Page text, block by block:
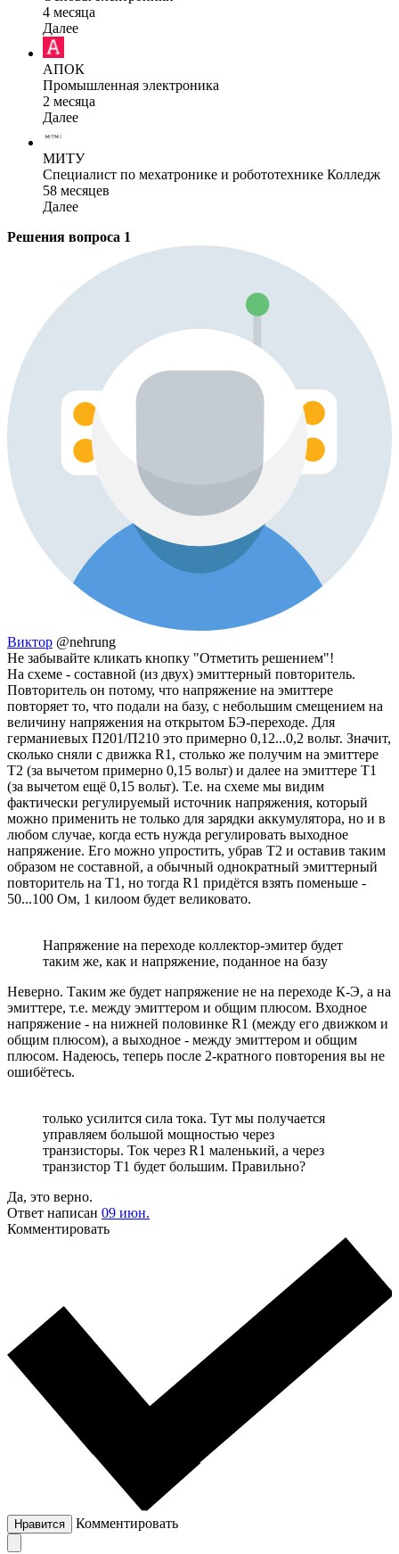
4 месяца
Далее
АПОК
Промышленная электроника
2 месяца
Далее
МИТУ
Специалист по мехатронике и робототехнике Колледж
58 месяцев
Далее
Решения вопроса 1
Виктор @nehrung
Не забывайте кликать кнопку "Отметить решением"!
На схеме - составной (из двух) эмиттерный повторитель.
Повторитель он потому, что напряжение на эмиттере
повторяет то, что подали на базу, с небольшим смещением на
величину напряжения на открытом БЭ-переходе. Для
германиевых П201/П210 это примерно 0,12...0,2 вольт. Значит,
сколько сняли с движка R1, столько же получим на эмиттере
Т2 (за вычетом примерно 0,15 вольт) и далее на эмиттере Т1
(за вычетом ещё 0,15 вольт). Т.е. на схеме мы видим
фактически регулируемый источник напряжения, который
можно применить не только для зарядки аккумулятора, но и в
любом случае, когда есть нужда регулировать выходное
напряжение. Его можно упростить, убрав Т2 и оставив таким
образом не составной, а обычный однократный эмиттерный
повторитель на Т1, но тогда R1 придётся взять поменьше -
50...100 Ом, 1 килоом будет великовато.
Напряжение на переходе коллектор-эмитер будет
таким же, как и напряжение, поданное на базу
Неверно. Таким же будет напряжение не на переходе К-Э, а на
эмиттере, т.е. между эмиттером и общим плюсом. Входное
напряжение - на нижней половинке R1 (между его движком и
общим плюсом), а выходное - между эмиттером и общим
плюсом. Надеюсь, теперь после 2-кратного повторения вы не
ошибётесь.
только усилится сила тока. Тут мы получается
управляем большой мощностью через
транзисторы. Ток через R1 маленький, а через
транзистор T1 будет большим. Правильно?
Да, это верно.
Ответ написан 09 июн.
Комментировать
Нравится Комментировать